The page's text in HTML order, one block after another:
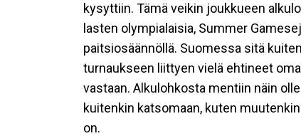
kysyttiin. Tämä veikin joukkueen
lasten olympialaisia, Summer
paitsiosäännöllä. Suomessa sitä
turnaukseen liittyen vielä ehtineet
vastaan. Alkulohkosta mentiin näin
kuitenkin katsomaan, kuten
on.